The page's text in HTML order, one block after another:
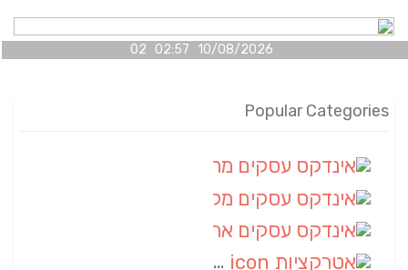
10/08/2026 02:57 02
Popular Categories
אטרקציות